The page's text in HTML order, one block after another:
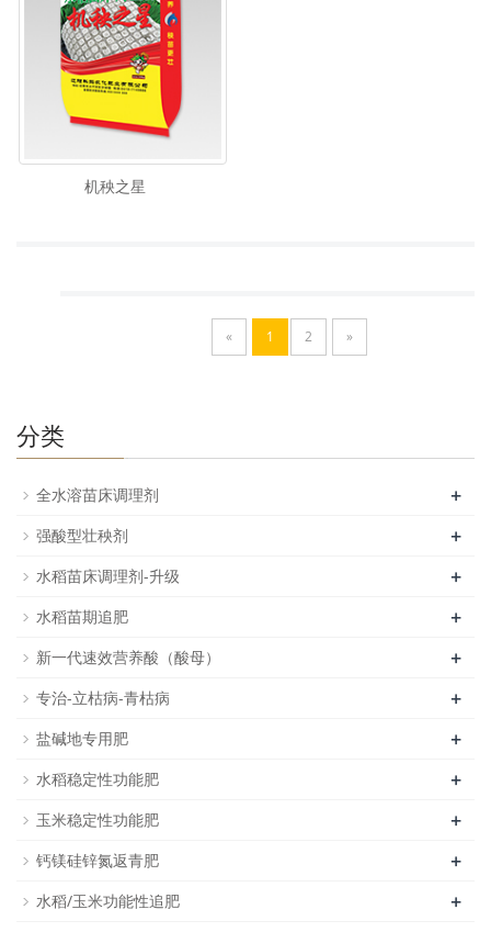
机秧之星
« 1 2 »
分类
全水溶苗床调理剂 +
强酸型壮秧剂 +
水稻苗床调理剂-升级 +
水稻苗期追肥 +
新一代速效营养酸（酸母） +
专治-立枯病-青枯病 +
盐碱地专用肥 +
水稻稳定性功能肥 +
玉米稳定性功能肥 +
钙镁硅锌氮返青肥 +
水稻/玉米功能性追肥 +